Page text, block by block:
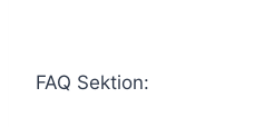
FAQ Sektion: